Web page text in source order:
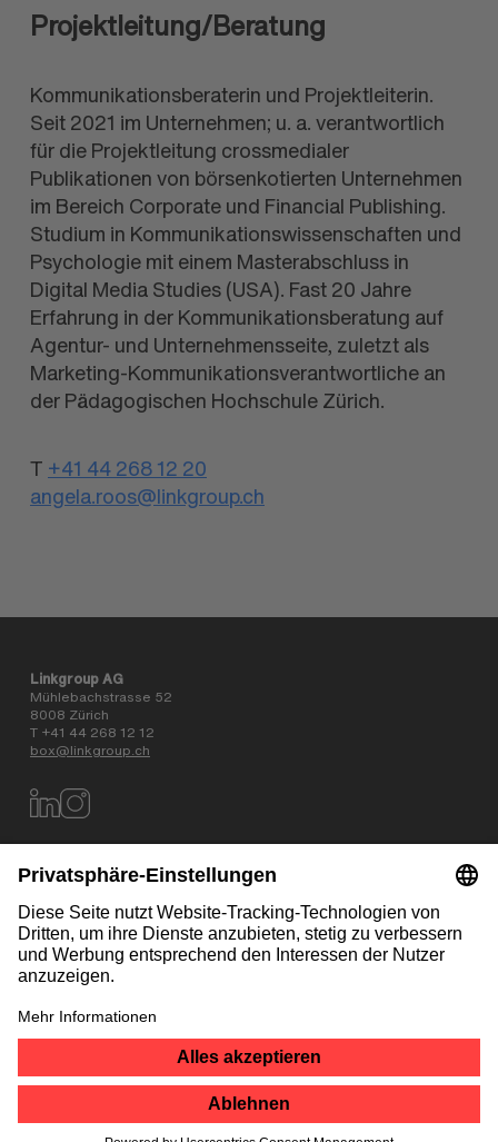
Projektleitung/Beratung
Kommunikations­beraterin und Projektleiterin.
Seit 2021 im Unter­nehmen; u. a. verantwortlich
für die Projekt­leitung crossmedialer
Publikationen von börsen­kotierten Unter­nehmen
im Bereich Corporate und Financial Publishing.
Studium in Kommunikations­wissen­schaften und
Psychologie mit einem Master­abschluss in
Digital Media Studies (USA). Fast 20 Jahre
Erfahrung in der Kommunikations­beratung auf
Agentur- und Unternehmens­seite, zuletzt als
Marketing-Kommunikations­verantwortliche an
der Pädagogischen Hochschule Zürich.
T +41 44 268 12 20
angela.roos@linkgroup.ch
Linkgroup AG
Mühlebachstrasse 52
8008 Zürich
T +41 44 268 12 12
box@linkgroup.ch
Datenschutz
Impressum
Kontakt
NEWSLETTER